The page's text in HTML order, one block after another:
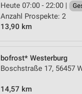
Heute 07:00 - 22:00 |
Anzahl Prospekte: 2
13,90 km
bofrost* Westerburg
Boschstraße 17, 56457
14,57 km